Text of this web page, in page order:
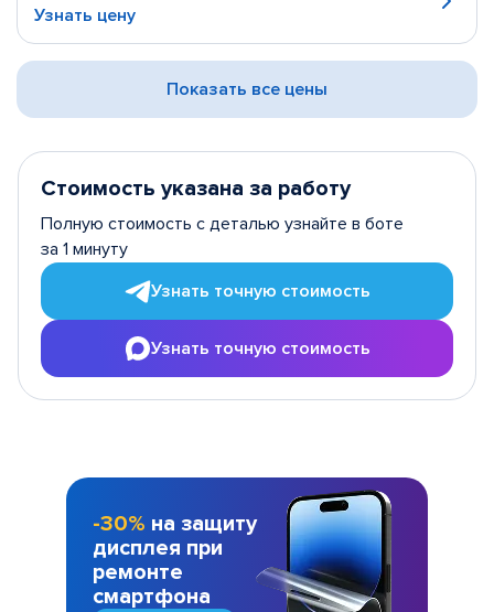
Узнать цену
Показать все цены
Стоимость указана за работу
Полную стоимость с деталью узнайте в боте
за 1 минуту
Узнать точную стоимость
Узнать точную стоимость
-30% на защиту
дисплея при
ремонте
смартфона